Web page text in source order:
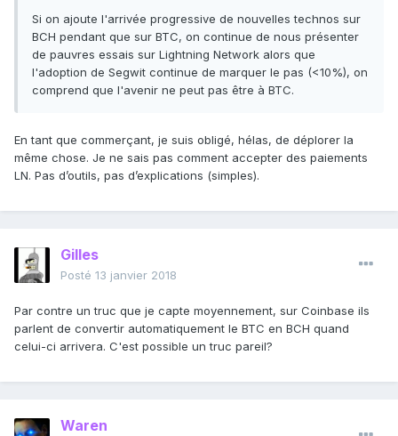
Si on ajoute l'arrivée progressive de nouvelles technos sur
BCH pendant que sur BTC, on continue de nous présenter
de pauvres essais sur Lightning Network alors que
l'adoption de Segwit continue de marquer le pas (<10%), on
comprend que l'avenir ne peut pas être à BTC.
En tant que commerçant, je suis obligé, hélas, de déplorer la
même chose. Je ne sais pas comment accepter des paiements
LN. Pas d’outils, pas d’explications (simples).
Gilles
Posté 13 janvier 2018
Par contre un truc que je capte moyennement, sur Coinbase ils
parlent de convertir automatiquement le BTC en BCH quand
celui-ci arrivera. C'est possible un truc pareil?
Waren